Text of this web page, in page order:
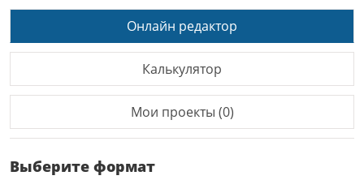
Онлайн редактор
Калькулятор
Мои проекты (0)
Выберите формат